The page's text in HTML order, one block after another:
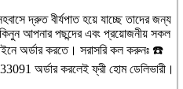
দ্রুত বীর্যপাত হয়ে যাচ্ছে তাদের জন্য
আপনার পছন্দের এবং প্রয়োজনীয় সকল
অর্ডার করতে। সরাসরি কল করুনঃ ☎️
অর্ডার করলেই ফ্রী হোম ডেলিভারী।